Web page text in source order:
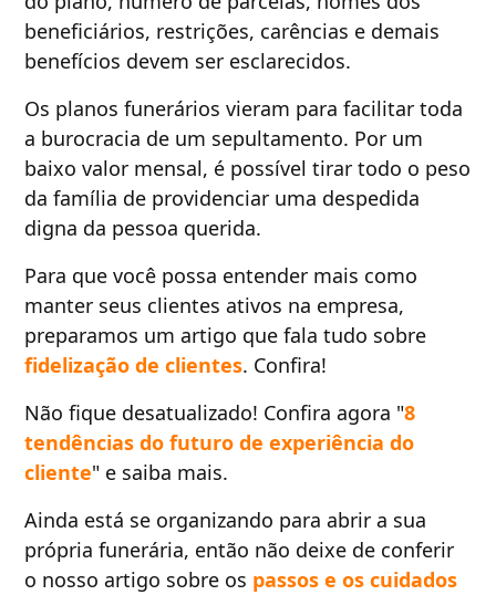
beneficiários, restrições, carências e demais
benefícios devem ser esclarecidos.
Os planos funerários vieram para facilitar toda
a burocracia de um sepultamento. Por um
baixo valor mensal, é possível tirar todo o peso
da família de providenciar uma despedida
digna da pessoa querida.
Para que você possa entender mais como
manter seus clientes ativos na empresa,
preparamos um artigo que fala tudo sobre
fidelização de clientes. Confira!
Não fique desatualizado! Confira agora "8
tendências do futuro de experiência do
cliente" e saiba mais.
Ainda está se organizando para abrir a sua
própria funerária, então não deixe de conferir
o nosso artigo sobre os passos e os cuidados